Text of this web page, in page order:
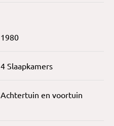
1980
4 Slaapkamers
Achtertuin en voortuin